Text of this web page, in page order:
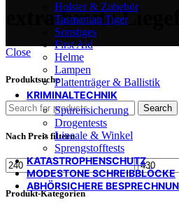
Holster & Zubehör
Tasmanian Tiger
Sonstiges
First Aid
Helme
Lampen
Plattenträger & Ballistik
KRIMINALTECHNIK
Spurensicherung
Drogentests
Lineale & Winkel
Sprengstofftests
KATASTROPHENSCHUTZ
MODESTONE SCHREIBBLÖCKE
ABHÖRSICHERE
extra breite
Close
Produktsuche
Search
Nach Preis filtern
Min.
Preis
Max.
Preis
Produkt-Kategorien